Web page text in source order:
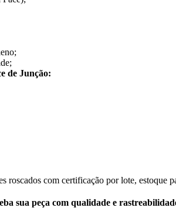
de Junção:
roscados com certificação por lote, estoque
sua peça com qualidade e